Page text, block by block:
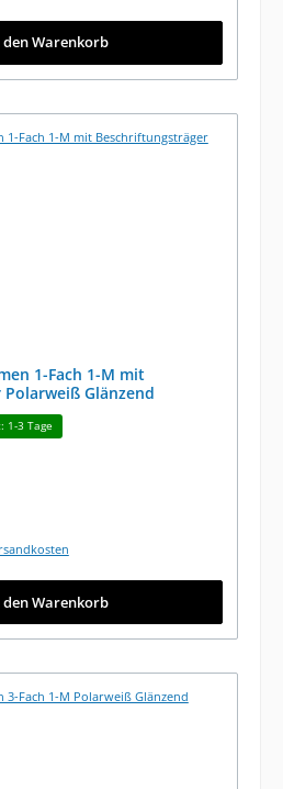
den Warenkorb
1-Fach 1-M mit
Glänzend
1-3 Tage
den Warenkorb